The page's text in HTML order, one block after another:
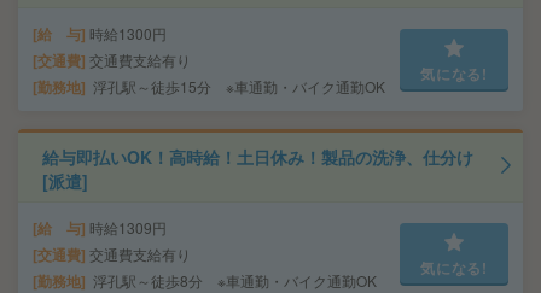
給 与 時給1300円
交通費 交通費支給有り
勤務地 浮孔駅～徒歩15分 ※車通勤・バイク通勤OK
気になる!
給与即払いOK！高時給！土日休み！製品の洗浄、仕分け
[派遣]
給 与 時給1309円
交通費 交通費支給有り
勤務地 浮孔駅～徒歩8分 ※車通勤・バイク通勤OK
気になる!